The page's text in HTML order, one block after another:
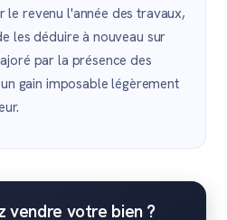
le revenu l'année des travaux,
les déduire à nouveau sur
par la présence des
gain imposable légèrement
vendre votre bien ?